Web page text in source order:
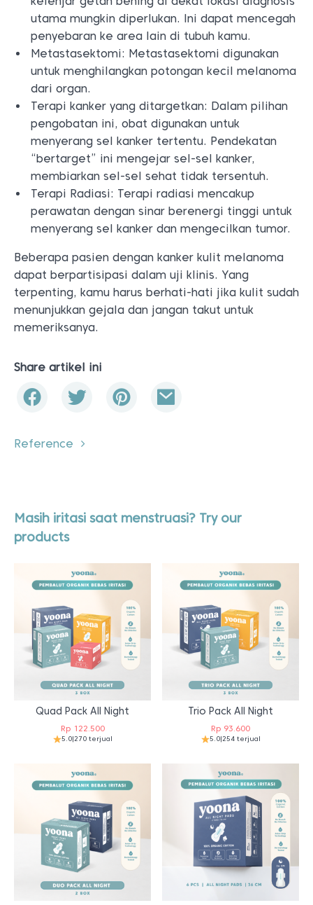
utama mungkin diperlukan. Ini dapat mencegah
penyebaran ke area lain di tubuh kamu.
Metastasektomi: Metastasektomi digunakan
untuk menghilangkan potongan kecil melanoma
dari organ.
Terapi kanker yang ditargetkan: Dalam pilihan
pengobatan ini, obat digunakan untuk
menyerang sel kanker tertentu. Pendekatan
“bertarget” ini mengejar sel-sel kanker,
membiarkan sel-sel sehat tidak tersentuh.
Terapi Radiasi: Terapi radiasi mencakup
perawatan dengan sinar berenergi tinggi untuk
menyerang sel kanker dan mengecilkan tumor.
Beberapa pasien dengan kanker kulit melanoma
dapat berpartisipasi dalam uji klinis. Yang
terpenting, kamu harus berhati-hati jika kulit sudah
menunjukkan gejala dan jangan takut untuk
memeriksanya.
Share artikel ini
Reference
Masih iritasi saat menstruasi? Try our
products
Quad Pack All Night
Rp122.500
5.0|270 terjual
Trio Pack All Night
Rp 93.600
5.0|254 terjual